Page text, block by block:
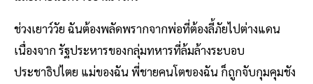
ช่วงเยาว์วัย ฉันต้องพลัดพรากจากพ่อที่ต้องลี้ภัยไปต่างแดน
เนื่องจาก รัฐประหารของกลุ่มทหารที่ล้มล้างระบอบ
ประชาธิปไตย แม่ของฉัน พี่ชายคนโตของฉัน ก็ถูกจับกุมคุมชัง